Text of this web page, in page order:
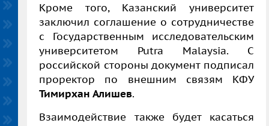
Кроме того, Казанский университет
заключил соглашение о сотрудничестве
с Государственным исследовательским
университетом Putra Malaysia. С
российской стороны документ подписал
проректор по внешним связям КФУ
Тимирхан Алишев.
Взаимодействие также будет касаться